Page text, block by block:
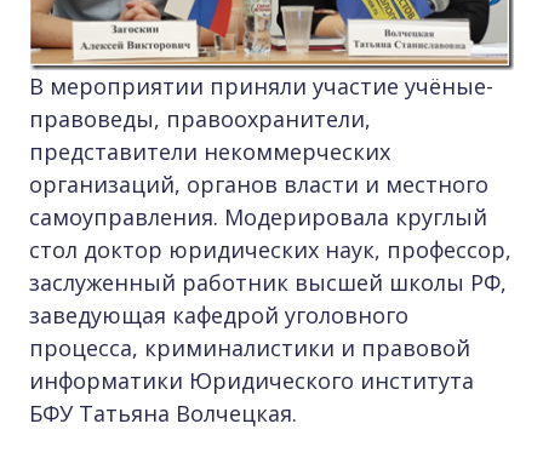
В мероприятии приняли участие учёные-
правоведы, правоохранители,
представители некоммерческих
организаций, органов власти и местного
самоуправления. Модерировала круглый
стол доктор юридических наук, профессор,
заслуженный работник высшей школы РФ,
заведующая кафедрой уголовного
процесса, криминалистики и правовой
информатики Юридического института
БФУ Татьяна Волчецкая.